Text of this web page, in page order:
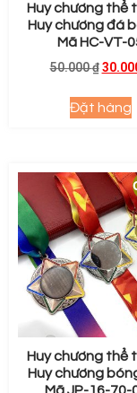
Huy chương thể
Huy chương đá
Mã HC-VT-
50.000₫
Đặt hàng
Huy chương thể
Huy chương